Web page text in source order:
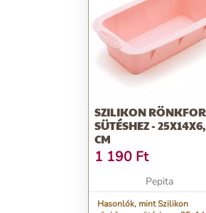
SZILIKON
SÜTÉSHEZ -
CM
1 190 Ft
Pepita
Hasonlók, mint Szilikon